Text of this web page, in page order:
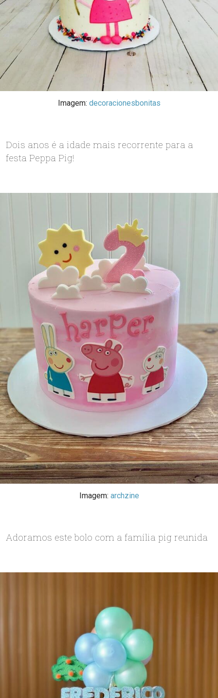
Imagem: decoracionesbonitas
Dois anos é a idade mais recorrente para a
festa Peppa Pig!
Imagem: archzine
Adoramos este bolo com a família pig reunida